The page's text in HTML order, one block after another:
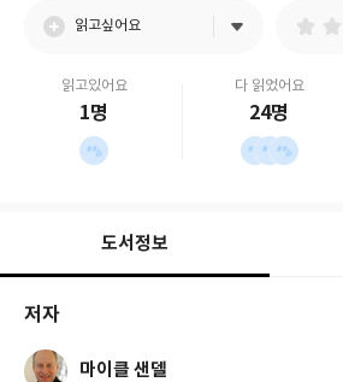
읽고싶어요
읽고있어요
1명
다 읽었어요
24명
도서정보
저자
마이클 샌델